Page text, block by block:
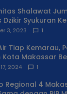
Shalawat
Dzikir Syukuran
3, 2023 1
Tiap Kemarau,
Kota Makassar
Utara Kota
2024 1
Regional 4